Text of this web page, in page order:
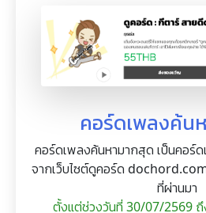
คอร์ดเพลงค้น
คอร์ดเพลงค้นหามากสุด เป็นคอร์
จากเว็บไซต์ดูคอร์ด
ที่ผ่านมา
ตั้งแต่ช่วงวันที่ 30/07/2569